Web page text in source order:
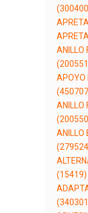
ANILLO
APOYO
ANILLO
ANILLO
(15419)